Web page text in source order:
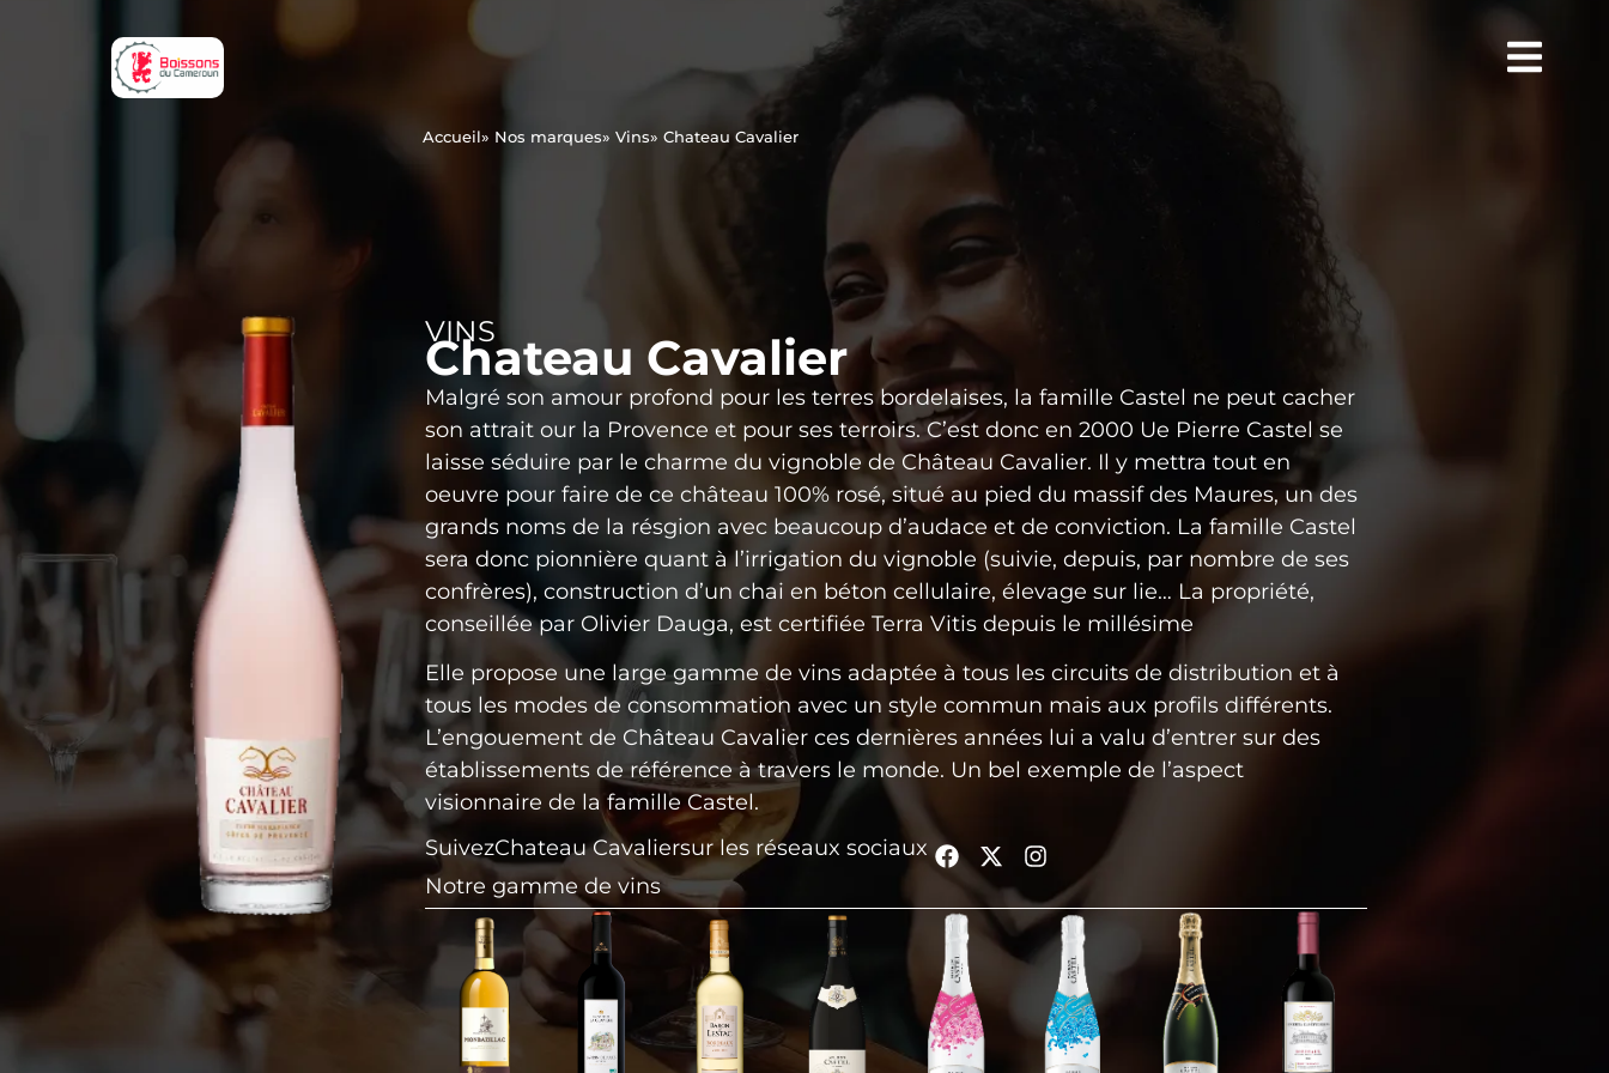
Accueil» Nos marques» Vins» Chateau Cavalier
VINS
Chateau Cavalier
Malgré son amour profond pour les terres bordelaises, la famille Castel ne peut cacher
son attrait our la Provence et pour ses terroirs. C’est donc en 2000 Ue Pierre Castel se
laisse séduire par le charme du vignoble de Château Cavalier. Il y mettra tout en
oeuvre pour faire de ce château 100% rosé, situé au pied du massif des Maures, un des
grands noms de la résgion avec beaucoup d’audace et de conviction. La famille Castel
sera donc pionnière quant à l’irrigation du vignoble (suivie, depuis, par nombre de ses
confrères), construction d’un chai en béton cellulaire, élevage sur lie… La propriété,
conseillée par Olivier Dauga, est certifiée Terra Vitis depuis le millésime
Elle propose une large gamme de vins adaptée à tous les circuits de distribution et à
tous les modes de consommation avec un style commun mais aux profils différents.
L’engouement de Château Cavalier ces dernières années lui a valu d’entrer sur des
établissements de référence à travers le monde. Un bel exemple de l’aspect
visionnaire de la famille Castel.
SuivezChateau Cavaliersur les réseaux sociaux
Notre gamme de vins